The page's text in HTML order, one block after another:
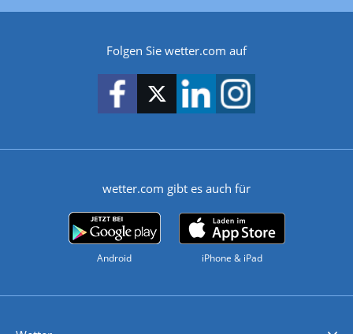
Folgen Sie wetter.com auf
wetter.com gibt es auch für
Android iPhone & iPad